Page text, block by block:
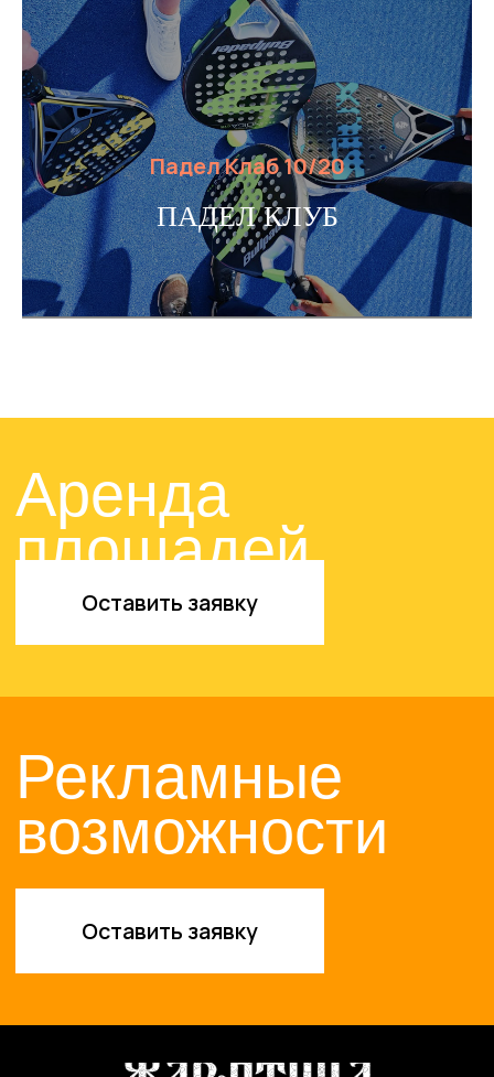
Падел Клаб 10/20
ПАДЕЛ КЛУБ
© 2024-2025. ТРЦ «ЖАР-
ПТИЦА»
Договор оферты
Политика конфиденциальности
Сайт разработан в M2B